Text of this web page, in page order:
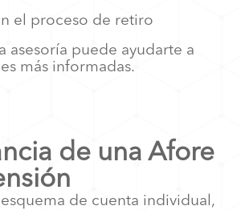
el proceso de retiro
asesoría puede ayudarte a
más informadas.
de una Afore
esquema de cuenta individual,